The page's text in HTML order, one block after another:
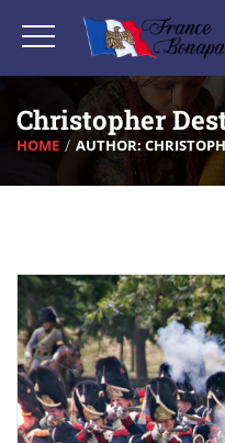
Christopher
HOME AUTHOR: